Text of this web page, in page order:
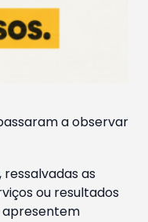
a observar
as
ou resultados
apresentem